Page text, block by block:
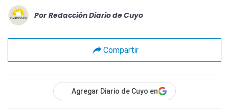
Por Redacción Diario de Cuyo
Compartir
Agregar Diario de Cuyo en